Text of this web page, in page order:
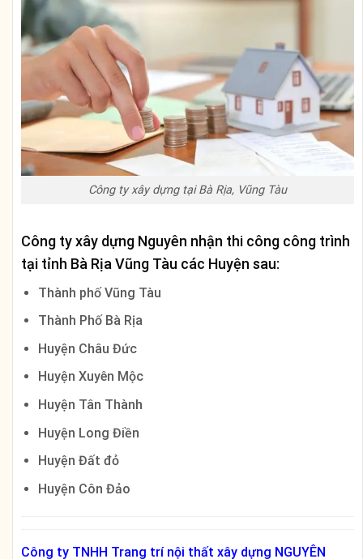
Công ty xây dựng tại Bà Rịa, Vũng Tàu
Công ty xây dựng Nguyên nhận thi công công trình
tại tỉnh Bà Rịa Vũng Tàu các Huyện sau:
Thành phố Vũng Tàu
Thành Phố Bà Rịa
Huyện Châu Đức
Huyện Xuyên Mộc
Huyện Tân Thành
Huyện Long Điền
Huyện Đất đỏ
Huyện Côn Đảo
Công ty TNHH Trang trí nội thất xây dựng NGUYÊN